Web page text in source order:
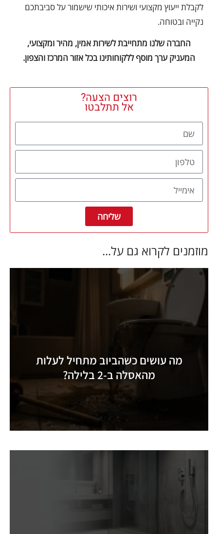
לקבלת ייעוץ מקצועי ושירות איכותי שישמור על סביבתכם
נקייה ובטוחה.
החברה שלנו מתחייבת לשירות אמין, מהיר ומקצועי,
המעניק ערך מוסף ללקוחותינו בכל אזור המרכז והצפון.
רוצים הצעה?
אל תתלבטו
שליחה
מוזמנים לקרוא גם על...
מה עושים כשהביוב מתחיל לעלות
מהאסלה ב-2 בלילה?
המפלצות של חיפה: מה באמת מסתתר
מתחת לאדמה של העיר התחתית?